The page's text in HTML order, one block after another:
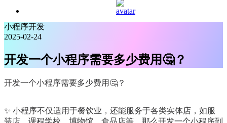
小程序开发
2025-02-24
开发一个小程序需要多少费用🤔？
开发一个小程序需要多少费用🤔？
✨ 小程序不仅适用于餐饮业，还能服务于各类实体店，如服
装店、课程学校、博物馆、食品店等。那么开发一个小程序到